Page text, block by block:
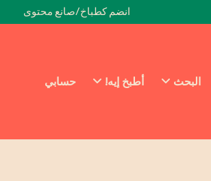
انضم كطباخ/صانع محتوى
البحث أطبخ إيه! حسابي